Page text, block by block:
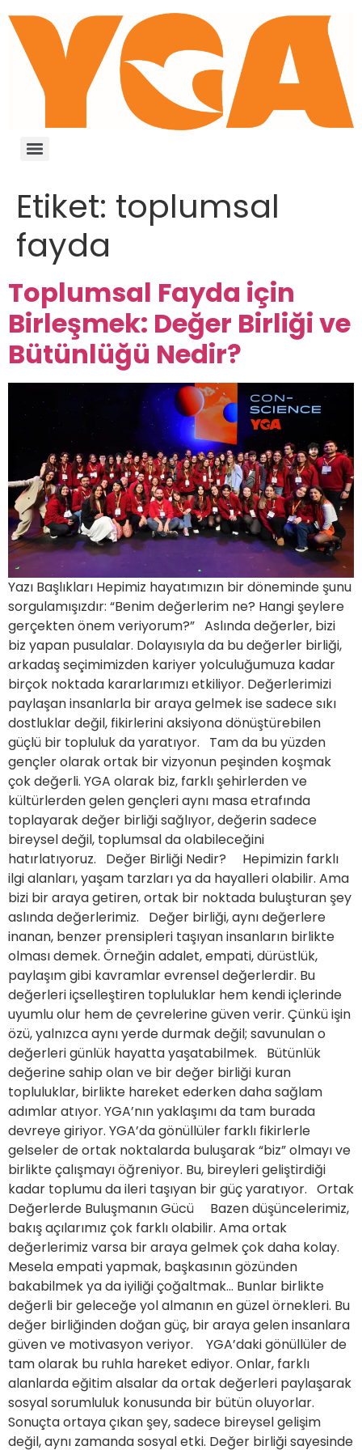
Etiket: toplumsal
fayda
Toplumsal Fayda için
Birleşmek: Değer Birliği ve
Bütünlüğü Nedir?
Yazı Başlıkları Hepimiz hayatımızın bir döneminde şunu
sorgulamışızdır: “Benim değerlerim ne? Hangi şeylere
gerçekten önem veriyorum?” Aslında değerler, bizi
biz yapan pusulalar. Dolayısıyla da bu değerler birliği,
arkadaş seçimimizden kariyer yolculuğumuza kadar
birçok noktada kararlarımızı etkiliyor. Değerlerimizi
paylaşan insanlarla bir araya gelmek ise sadece sıkı
dostluklar değil, fikirlerini aksiyona dönüştürebilen
güçlü bir topluluk da yaratıyor. Tam da bu yüzden
gençler olarak ortak bir vizyonun peşinden koşmak
çok değerli. YGA olarak biz, farklı şehirlerden ve
kültürlerden gelen gençleri aynı masa etrafında
toplayarak değer birliği sağlıyor, değerin sadece
bireysel değil, toplumsal da olabileceğini
hatırlatıyoruz. Değer Birliği Nedir? Hepimizin farklı
ilgi alanları, yaşam tarzları ya da hayalleri olabilir. Ama
bizi bir araya getiren, ortak bir noktada buluşturan şey
aslında değerlerimiz. Değer birliği, aynı değerlere
inanan, benzer prensipleri taşıyan insanların birlikte
olması demek. Örneğin adalet, empati, dürüstlük,
paylaşım gibi kavramlar evrensel değerlerdir. Bu
değerleri içselleştiren topluluklar hem kendi içlerinde
uyumlu olur hem de çevrelerine güven verir. Çünkü işin
özü, yalnızca aynı yerde durmak değil; savunulan o
değerleri günlük hayatta yaşatabilmek. Bütünlük
değerine sahip olan ve bir değer birliği kuran
topluluklar, birlikte hareket ederken daha sağlam
adımlar atıyor. YGA’nın yaklaşımı da tam burada
devreye giriyor. YGA’da gönüllüler farklı fikirlerle
gelseler de ortak noktalarda buluşarak “biz” olmayı ve
birlikte çalışmayı öğreniyor. Bu, bireyleri geliştirdiği
kadar toplumu da ileri taşıyan bir güç yaratıyor. Ortak
Değerlerde Buluşmanın Gücü Bazen düşüncelerimiz,
bakış açılarımız çok farklı olabilir. Ama ortak
değerlerimiz varsa bir araya gelmek çok daha kolay.
Mesela empati yapmak, başkasının gözünden
bakabilmek ya da iyiliği çoğaltmak… Bunlar birlikte
değerli bir geleceğe yol almanın en güzel örnekleri. Bu
değer birliğinden doğan güç, bir araya gelen insanlara
güven ve motivasyon veriyor. YGA’daki gönüllüler de
tam olarak bu ruhla hareket ediyor. Onlar, farklı
alanlarda eğitim alsalar da ortak değerleri paylaşarak
sosyal sorumluluk konusunda bir bütün oluyorlar.
Sonuçta ortaya çıkan şey, sadece bireysel gelişim
değil, aynı zamanda sosyal etki. Değer birliği sayesinde